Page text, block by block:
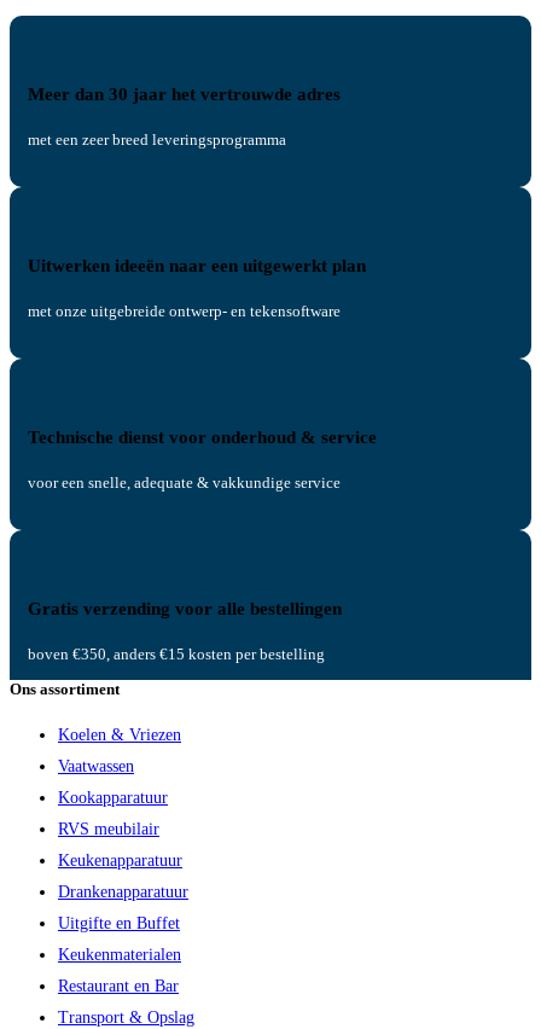
Meer dan 30 jaar het vertrouwde adres
met een zeer breed leveringsprogramma
Uitwerken ideeën naar een uitgewerkt plan
met onze uitgebreide ontwerp- en tekensoftware
Technische dienst voor onderhoud & service
voor een snelle, adequate & vakkundige service
Gratis verzending voor alle bestellingen
boven €350, anders €15 kosten per bestelling
Ons assortiment
Koelen & Vriezen
Vaatwassen
Kookapparatuur
RVS meubilair
Keukenapparatuur
Drankenapparatuur
Uitgifte en Buffet
Keukenmaterialen
Restaurant en Bar
Transport & Opslag